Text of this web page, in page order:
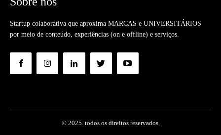
Startup colaborativa que aproxima MARCAS e UNIVERSITÁRIOS
por meio de conteúdo, experiências (on e offline) e serviços.
© 2025. todos os direitos reservados.